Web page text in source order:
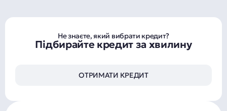
Не знаєте, який вибрати кредит?
Підбирайте кредит за хвилину
ОТРИМАТИ КРЕДИТ